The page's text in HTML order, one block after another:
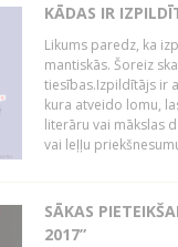
KĀDAS IR
Likums paredz, ka
mantiskās. Šoreiz
tiesības.Izpildītājs ir
kura atveido lomu,
literāru vai mākslas
vai leļļu
SĀKAS
2017”